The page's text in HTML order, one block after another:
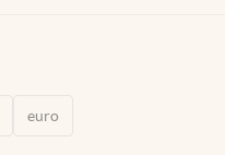
euro